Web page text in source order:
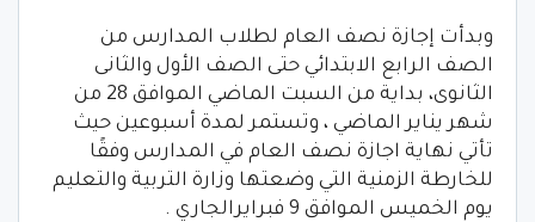
وبدأت إجازة نصف العام لطلاب المدارس من
الصف الرابع الابتدائي حتى الصف الأول والثانى
الثانوى، بداية من السبت الماضي الموافق 28 من
شهر يناير الماضي ، وتستمر لمدة أسبوعين حيث
تأتي نهاية اجازة نصف العام في المدارس وفقًا
للخارطة الزمنية التي وضعتها وزارة التربية والتعليم
يوم الخميس الموافق 9 فبرايرالجاري .